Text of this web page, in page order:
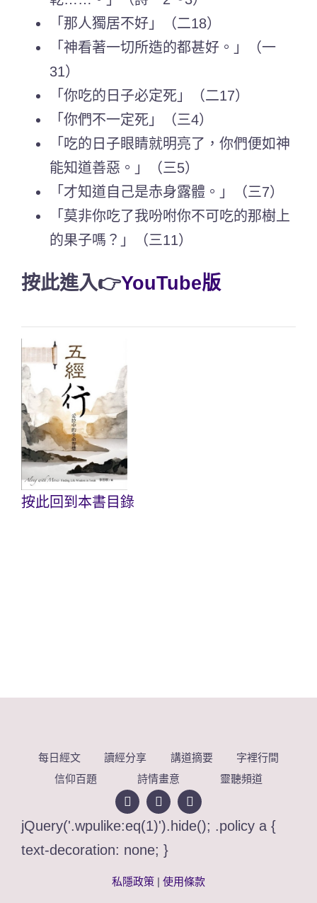
「那人獨居不好」（二18）
「神看著一切所造的都甚好。」（一
31）
「你吃的日子必定死」（二17）
「你們不一定死」（三4）
「吃的日子眼睛就明亮了，你們便如神
能知道善惡。」（三5）
「才知道自己是赤身露體。」（三7）
「莫非你吃了我吩咐你不可吃的那樹上
的果子嗎？」（三11）
按此進入👉YouTube版
按此回到本書目錄
每日經文 讀經分享 講道摘要
字裡行間
信仰百題
詩情畫意 靈聽頻道
jQuery('.wpulike:eq(1)').hide(); .policy a {
text-decoration: none; }
私隱政策 | 使用條款